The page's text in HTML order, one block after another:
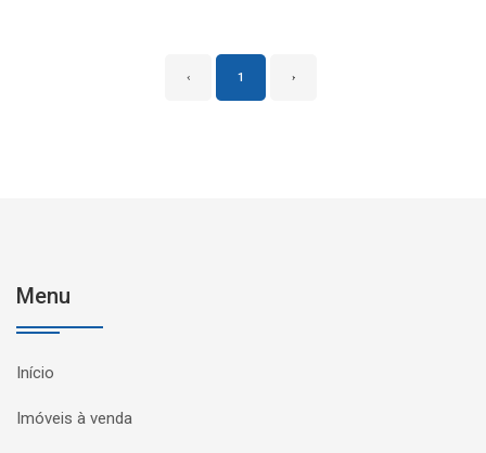
‹ 1 ›
Menu
Início
Imóveis à venda